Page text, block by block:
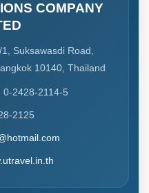
COMPANY
Suksawasdi Road,
10140, Thailand
2428-2114-5
2125